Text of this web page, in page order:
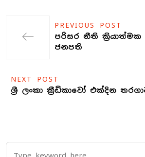
PREVIOUS POST
පරිසර නීති
ජනපති
NEXT POST
ශ්‍රී ලංකා ක්‍රීඩිකාවෝ එක්දින